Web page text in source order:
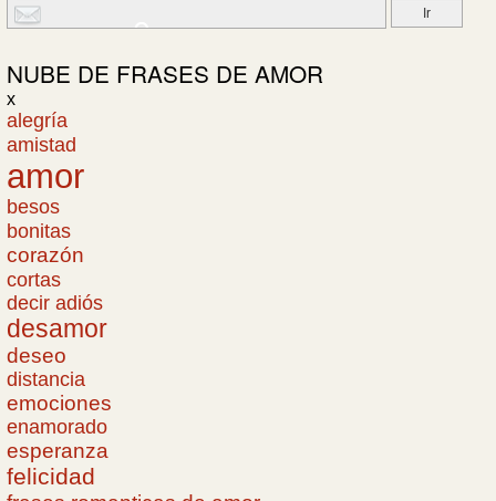
NUBE DE FRASES DE AMOR
x
alegría
amistad
amor
besos
bonitas
corazón
cortas
decir adiós
desamor
deseo
distancia
emociones
enamorado
esperanza
felicidad